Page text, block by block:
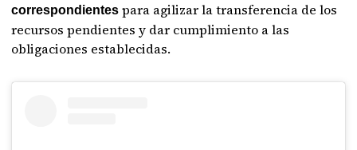
correspondientes para agilizar la transferencia de los
recursos pendientes y dar cumplimiento a las
obligaciones establecidas.